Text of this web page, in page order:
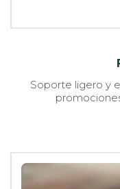
Soporte ligero y